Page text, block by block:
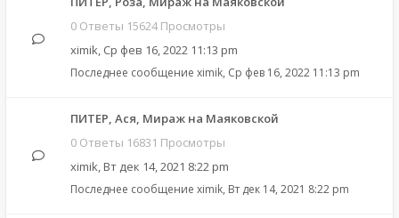
0 Ответы 15624 Просмотры
ximik, Ср фев 16, 2022 11:13 pm
Последнее сообщение ximik, Ср фев 16, 2022 11:13 pm
ПИТЕР, Ася, Мираж на Маяковской
0 Ответы 16831 Просмотры
ximik, Вт дек 14, 2021 8:22 pm
Последнее сообщение ximik, Вт дек 14, 2021 8:22 pm